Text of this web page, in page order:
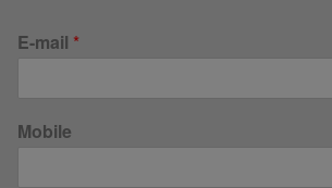
E-mail *
Mobile